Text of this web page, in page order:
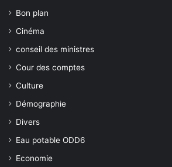
Bon plan
Cinéma
conseil des ministres
Cour des comptes
Culture
Démographie
Divers
Eau potable ODD6
Economie